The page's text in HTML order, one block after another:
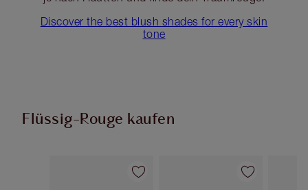
Discover the best blush shades for every skin
tone
Flüssig-Rouge kaufen
Artikel 1 von 12 Artikel 2 von 12